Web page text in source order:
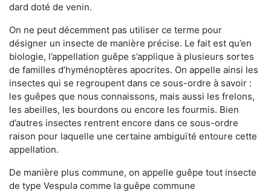
dard doté de venin.
On ne peut décemment pas utiliser ce terme pour
désigner un insecte de manière précise. Le fait est qu’en
biologie, l’appellation guêpe s’applique à plusieurs sortes
de familles d’hyménoptères apocrites. On appelle ainsi les
insectes qui se regroupent dans ce sous-ordre à savoir :
les guêpes que nous connaissons, mais aussi les frelons,
les abeilles, les bourdons ou encore les fourmis. Bien
d’autres insectes rentrent encore dans ce sous-ordre
raison pour laquelle une certaine ambiguïté entoure cette
appellation.
De manière plus commune, on appelle guêpe tout insecte
de type Vespula comme la guêpe commune